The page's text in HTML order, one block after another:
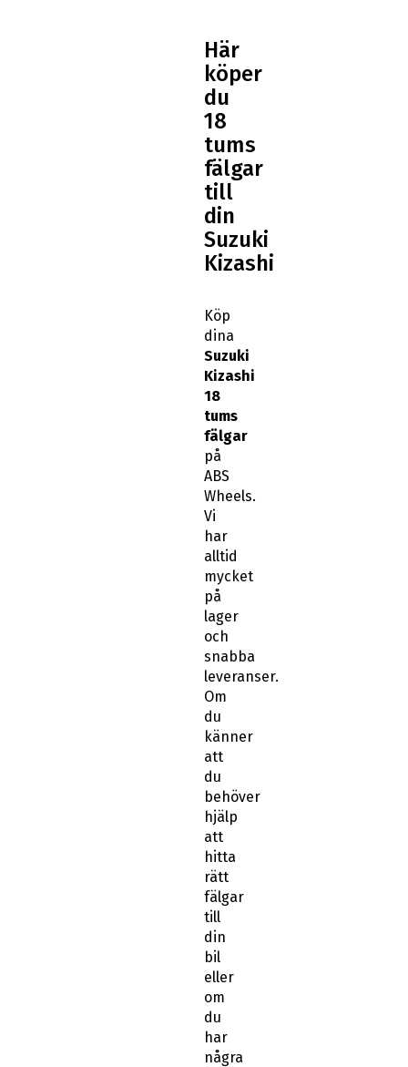
Här
köper
du
18
tums
fälgar
till
din
Suzuki
Kizashi
Köp
dina
Suzuki
Kizashi
18
tums
fälgar
på
ABS
Wheels.
Vi
har
alltid
mycket
på
lager
och
snabba
leveranser.
Om
du
känner
att
du
behöver
hjälp
att
hitta
rätt
fälgar
till
din
bil
eller
om
du
har
några